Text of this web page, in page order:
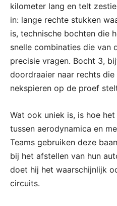
kilometer lang en telt
in: lange rechte stukken
is, technische bochten die
snelle combinaties die van
precisie vragen. Bocht 3,
doordraaier naar rechts
nekspieren op de proef
Wat ook uniek is, is hoe
tussen aerodynamica en
Teams gebruiken deze
bij het afstellen van hun
doet hij het waarschijnlijk
circuits.